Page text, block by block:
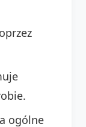
ogólne